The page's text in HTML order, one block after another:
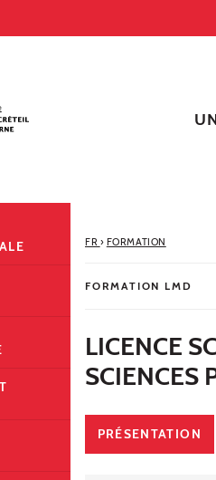
FR › FORMATION
FORMATION LMD
LICENCE
SCIENCES
PRÉSENTATION